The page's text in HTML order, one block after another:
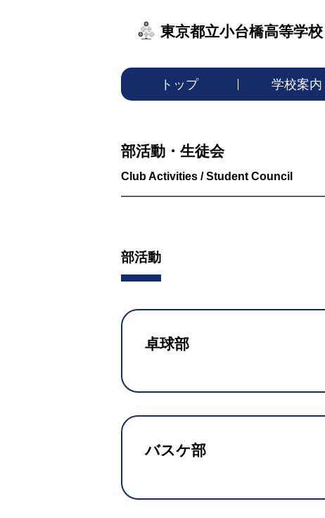
東京都立小台橋高等学校
トップ 学校案内
部活動・生徒会
部活動
卓球部
バスケ部